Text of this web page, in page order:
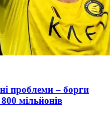
проблеми – борги
мільйонів